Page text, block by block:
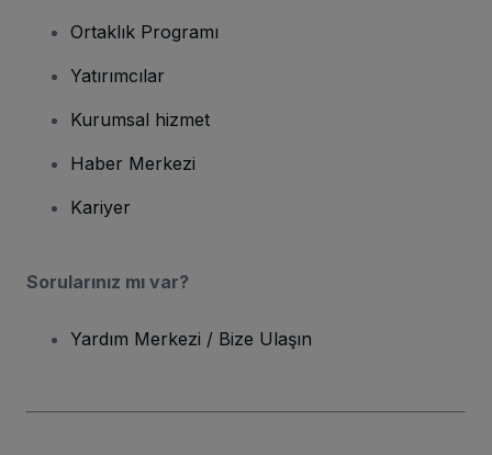
Ortaklık Programı
Yatırımcılar
Kurumsal hizmet
Haber Merkezi
Kariyer
Sorularınız mı var?
Yardım Merkezi / Bize Ulaşın